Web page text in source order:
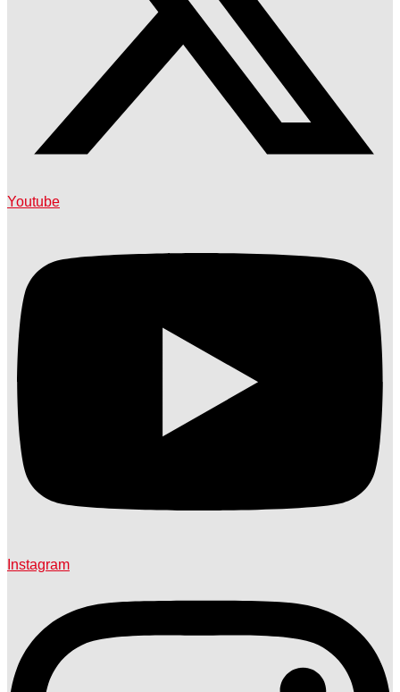
Youtube
Instagram